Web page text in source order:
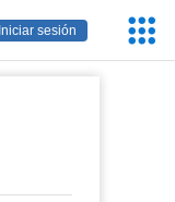
Iniciar sesión